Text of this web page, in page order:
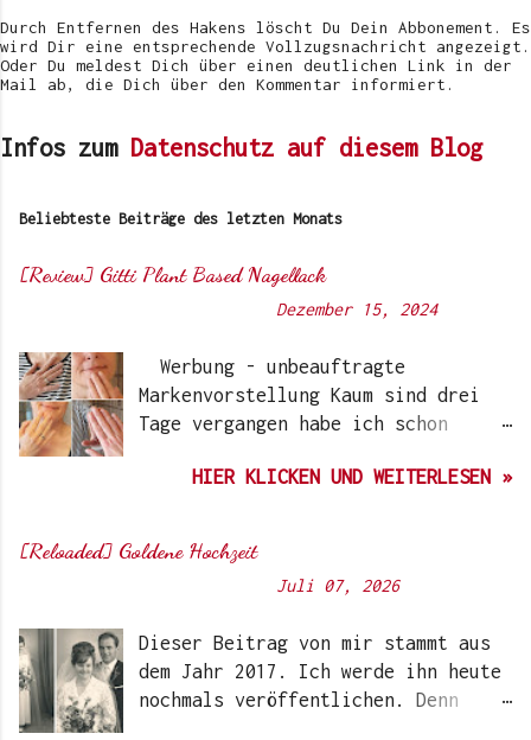
e
n
Durch Entfernen des Hakens löscht Du Dein Abbonement. Es
wird Dir eine entsprechende Vollzugsnachricht angezeigt.
Oder Du meldest Dich über einen deutlichen Link in der
Mail ab, die Dich über den Kommentar informiert.
Infos zum Datenschutz auf diesem Blog
Beliebteste Beiträge des letzten Monats
[Review] Gitti Plant Based Nagellack
Dezember 15, 2024
Werbung - unbeauftragte
Markenvorstellung Kaum sind drei
Tage vergangen habe ich schon
Euch. Aber nach 6 Monate, wo ich
durchwegs positives Ergebnis
vermelden. Die meisten dürften
Instagram kennen. Auch Ari hat auf
ihrem Blog schon darüber
berichtet. Ich selbst wurde das
HIER KLICKEN UND WEITERLESEN »
[Reloaded] Goldene Hochzeit
Juli 07, 2026
Dieser Beitrag von mir stammt aus
dem Jahr 2017. Ich werde ihn heute
nochmals veröffentlichen. Denn